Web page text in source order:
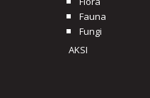
Fauna
Fungi
AKSI